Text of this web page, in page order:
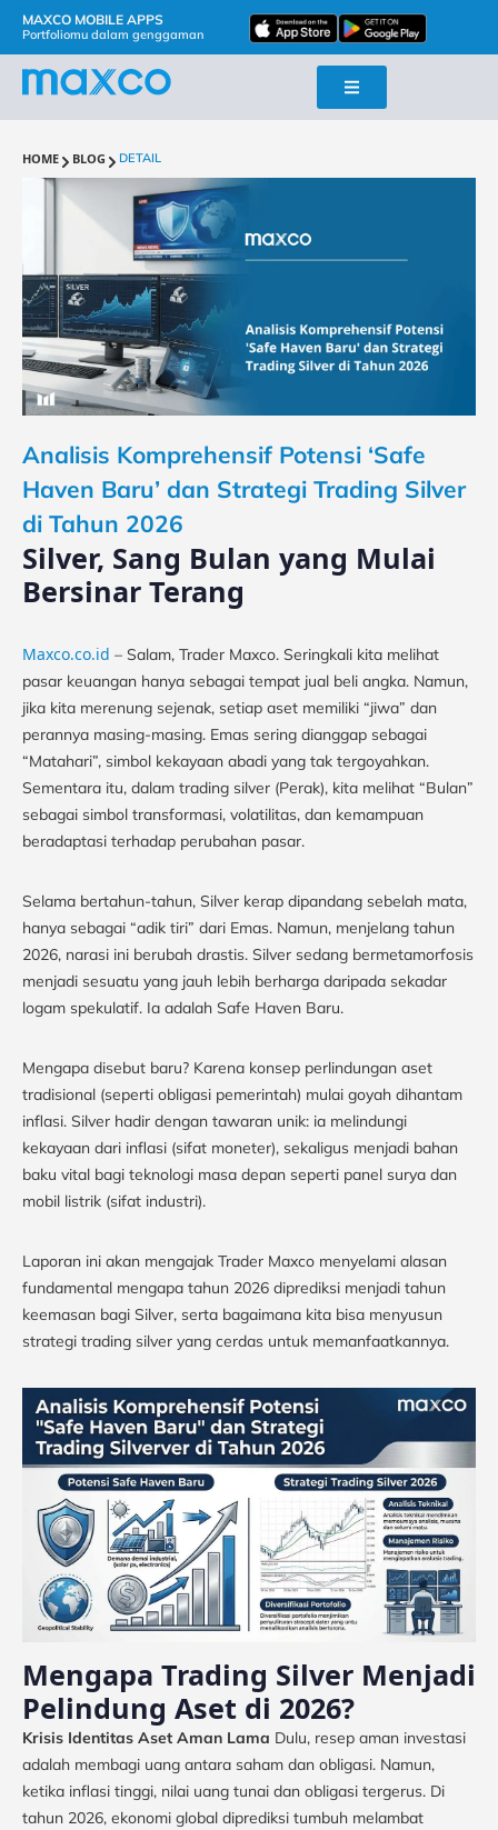
MAXCO MOBILE APPS
Portfoliomu dalam genggaman
HOME BLOG DETAIL
Analisis Komprehensif Potensi ‘Safe
Haven Baru’ dan Strategi Trading Silver
di Tahun 2026
Silver, Sang Bulan yang Mulai
Bersinar Terang
Maxco.co.id – Salam, Trader Maxco. Seringkali kita melihat
pasar keuangan hanya sebagai tempat jual beli angka. Namun,
jika kita merenung sejenak, setiap aset memiliki “jiwa” dan
perannya masing-masing. Emas sering dianggap sebagai
“Matahari”, simbol kekayaan abadi yang tak tergoyahkan.
Sementara itu, dalam trading silver (Perak), kita melihat “Bulan”
sebagai simbol transformasi, volatilitas, dan kemampuan
beradaptasi terhadap perubahan pasar.
Selama bertahun-tahun, Silver kerap dipandang sebelah mata,
hanya sebagai “adik tiri” dari Emas. Namun, menjelang tahun
2026, narasi ini berubah drastis. Silver sedang bermetamorfosis
menjadi sesuatu yang jauh lebih berharga daripada sekadar
logam spekulatif. Ia adalah Safe Haven Baru.
Mengapa disebut baru? Karena konsep perlindungan aset
tradisional (seperti obligasi pemerintah) mulai goyah dihantam
inflasi. Silver hadir dengan tawaran unik: ia melindungi
kekayaan dari inflasi (sifat moneter), sekaligus menjadi bahan
baku vital bagi teknologi masa depan seperti panel surya dan
mobil listrik (sifat industri).
Laporan ini akan mengajak Trader Maxco menyelami alasan
fundamental mengapa tahun 2026 diprediksi menjadi tahun
keemasan bagi Silver, serta bagaimana kita bisa menyusun
strategi trading silver yang cerdas untuk memanfaatkannya.
Mengapa Trading Silver Menjadi
Pelindung Aset di 2026?
Krisis Identitas Aset Aman Lama Dulu, resep aman investasi
adalah membagi uang antara saham dan obligasi. Namun,
ketika inflasi tinggi, nilai uang tunai dan obligasi tergerus. Di
tahun 2026, ekonomi global diprediksi tumbuh melambat